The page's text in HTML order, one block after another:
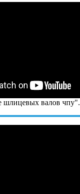
шлицевых валов чпу".